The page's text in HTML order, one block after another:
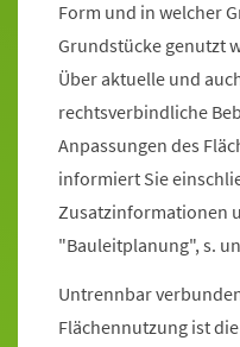
Form und in welcher
Grundstücke genutzt
Über aktuelle und
rechtsverbindliche
Anpassungen des
informiert Sie
Zusatzinformationen
"Bauleitplanung", s.
Untrennbar
Flächennutzung ist die